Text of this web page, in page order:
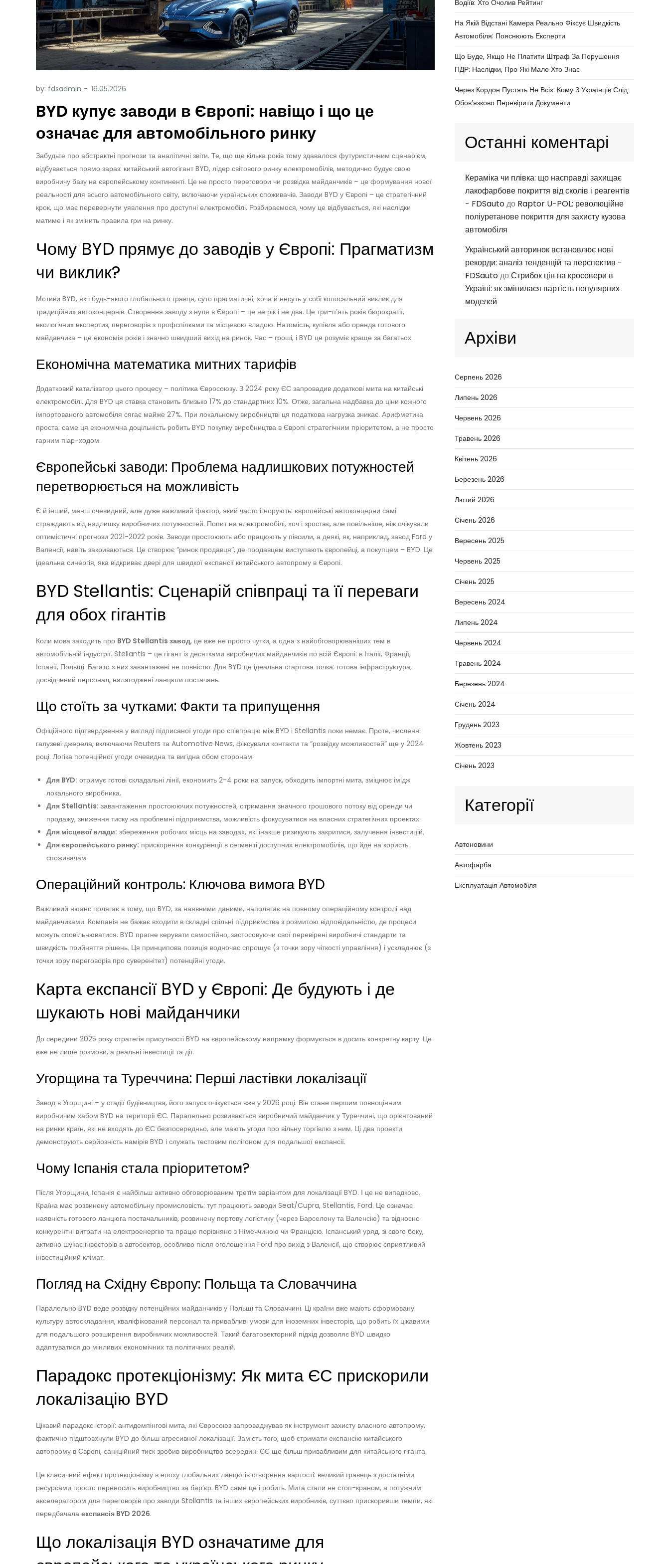
by: fdsadmin
BYD купує заводи в Європі: навіщо і що це
означає для автомобільного ринку
Забудьте про абстрактні прогнози та аналітичні звіти. Те, що ще кілька років тому здавалося футуристичним сценарієм,
відбувається прямо зараз: китайський автогігант BYD, лідер світового ринку електромобілів, методично будує свою
виробничу базу на європейському континенті. Це не просто переговори чи розвідка майданчиків – це формування нової
реальності для всього автомобільного світу, включаючи українських споживачів. Заводи BYD у Європі – це стратегічний
крок, що має перевернути уявлення про доступні електромобілі. Розбираємося, чому це відбувається, які наслідки
матиме і як змінить правила гри на ринку.
Чому BYD прямує до заводів у Європі: Прагматизм
чи виклик?
Мотиви BYD, як і будь-якого глобального гравця, суто прагматичні, хоча й несуть у собі колосальний виклик для
традиційних автоконцернів. Створення заводу з нуля в Європі – це не рік і не два. Це три-п’ять років бюрократії,
екологічних експертиз, переговорів з профспілками та місцевою владою. Натомість, купівля або оренда готового
майданчика – це економія років і значно швидший вихід на ринок. Час – гроші, і BYD це розуміє краще за багатьох.
Економічна математика митних тарифів
Додатковий каталізатор цього процесу – політика Євросоюзу. З 2024 року ЄС запровадив додаткові мита на китайські
електромобілі. Для BYD ця ставка становить близько 17% до стандартних 10%. Отже, загальна надбавка до ціни кожного
імпортованого автомобіля сягає майже 27%. При локальному виробництві ця податкова нагрузка зникає. Арифметика
проста: саме ця економічна доцільність робить BYD покупку виробництва в Європі стратегічним пріоритетом, а не просто
гарним піар-ходом.
Європейські заводи: Проблема надлишкових потужностей
перетворюється на можливість
Є й інший, менш очевидний, але дуже важливий фактор, який часто ігнорують: європейські автоконцерни самі
страждають від надлишку виробничих потужностей. Попит на електромобілі, хоч і зростає, але повільніше, ніж очікували
оптимістичні прогнози 2021-2022 років. Заводи простоюють або працюють у півсили, а деякі, як, наприклад, завод Ford у
Валенсії, навіть закриваються. Це створює “ринок продавця”, де продавцем виступають європейці, а покупцем – BYD. Це
ідеальна синергія, яка відкриває двері для швидкої експансії китайського автопрому в Європі.
BYD Stellantis: Сценарій співпраці та її переваги
для обох гігантів
Коли мова заходить про BYD Stellantis завод, це вже не просто чутки, а одна з найобговорюваніших тем в
автомобільній індустрії. Stellantis – це гігант із десятками виробничих майданчиків по всій Європі: в Італії, Франції,
Іспанії, Польщі. Багато з них завантажені не повністю. Для BYD це ідеальна стартова точка: готова інфраструктура,
досвідчений персонал, налагоджені ланцюги постачань.
Що стоїть за чутками: Факти та припущення
Офіційного підтвердження у вигляді підписаної угоди про співпрацю між BYD і Stellantis поки немає. Проте, численні
галузеві джерела, включаючи Reuters та Automotive News, фіксували контакти та “розвідку можливостей” ще у 2024
році. Логіка потенційної угоди очевидна та вигідна обом сторонам:
Для BYD: отримує готові складальні лінії, економить 2-4 роки на запуск, обходить імпортні мита, зміцнює імідж
локального виробника.
Для Stellantis: завантаження простоюючих потужностей, отримання значного грошового потоку від оренди чи
продажу, зниження тиску на проблемні підприємства, можливість фокусуватися на власних стратегічних проектах.
Для місцевої влади: збереження робочих місць на заводах, які інакше ризикують закритися, залучення інвестицій.
Для європейського ринку: прискорення конкуренції в сегменті доступних електромобілів, що йде на користь
споживачам.
Операційний контроль: Ключова вимога BYD
Важливий нюанс полягає в тому, що BYD, за наявними даними, наполягає на повному операційному контролі над
майданчиками. Компанія не бажає входити в складні спільні підприємства з розмитою відповідальністю, де процеси
можуть сповільнюватися. BYD прагне керувати самостійно, застосовуючи свої перевірені виробничі стандарти та
швидкість прийняття рішень. Ця принципова позиція водночас спрощує (з точки зору чіткості управління) і ускладнює (з
точки зору переговорів про суверенітет) потенційні угоди.
Карта експансії BYD у Європі: Де будують і де
шукають нові майданчики
До середини 2025 року стратегія присутності BYD на європейському напрямку формується в досить конкретну карту. Це
вже не лише розмови, а реальні інвестиції та дії.
Угорщина та Туреччина: Перші ластівки локалізації
Завод в Угорщині – у стадії будівництва, його запуск очікується вже у 2026 році. Він стане першим повноцінним
виробничим хабом BYD на території ЄС. Паралельно розвивається виробничий майданчик у Туреччині, що орієнтований
на ринки країн, які не входять до ЄС безпосередньо, але мають угоди про вільну торгівлю з ним. Ці два проекти
демонструють серйозність намірів BYD і служать тестовим полігоном для подальшої експансії.
Чому Іспанія стала пріоритетом?
Після Угорщини, Іспанія є найбільш активно обговорюваним третім варіантом для локалізації BYD. І це не випадково.
Країна має розвинену автомобільну промисловість: тут працюють заводи Seat/Cupra, Stellantis, Ford. Це означає
наявність готового ланцюга постачальників, розвинену портову логістику (через Барселону та Валенсію) та відносно
конкурентні витрати на електроенергію та працю порівняно з Німеччиною чи Францією. Іспанський уряд, зі свого боку,
активно шукає інвесторів в автосектор, особливо після оголошення Ford про вихід з Валенсії, що створює сприятливий
інвестиційний клімат.
Погляд на Східну Європу: Польща та Словаччина
Паралельно BYD веде розвідку потенційних майданчиків у Польщі та Словаччині. Ці країни вже мають сформовану
культуру автоскладання, кваліфікований персонал та привабливі умови для іноземних інвесторів, що робить їх цікавими
для подальшого розширення виробничих можливостей. Такий багатовекторний підхід дозволяє BYD швидко
адаптуватися до мінливих економічних та політичних реалій.
Парадокс протекціонізму: Як мита ЄС прискорили
локалізацію BYD
Цікавий парадокс історії: антидемпінгові мита, які Євросоюз запроваджував як інструмент захисту власного автопрому,
фактично підштовхнули BYD до більш агресивної локалізації. Замість того, щоб стримати експансію китайського
автопрому в Європі, санкційний тиск зробив виробництво всередині ЄС ще більш привабливим для китайського гіганта.
Це класичний ефект протекціонізму в епоху глобальних ланцюгів створення вартості: великий гравець з достатніми
ресурсами просто переносить виробництво за бар’єр. BYD саме це і робить. Мита стали не стоп-краном, а потужним
акселератором для переговорів про заводи Stellantis та інших європейських виробників, суттєво прискоривши темпи, які
передбачала експансія BYD 2026.
Що локалізація BYD означатиме для
Водіїв: Хто Очолив Рейтинг
На Якій Відстані Камера Реально Фіксує Швидкість
Автомобіля: Пояснюють Експерти
Що Буде, Якщо Не Платити Штраф За Порушення
ПДР: Наслідки, Про Які Мало Хто Знає
Через Кордон Пустять Не Всіх: Кому З Українців Слід
Обов’язково Перевірити Документи
Останні коментарі
Кераміка чи плівка: що насправді захищає
лакофарбове покриття від сколів і реагентів
- FDSautoдо Raptor U-POL: революційне
поліуретанове покриття для захисту кузова
автомобіля
Український авторинок встановлює нові
рекорди: аналіз тенденцій та перспектив -
FDSautoдоСтрибок цін на кросовери в
Україні: як змінилася вартість популярних
моделей
Архіви
Серпень 2026
Липень 2026
Червень 2026
Травень 2026
Квітень 2026
Березень 2026
Лютий 2026
Січень 2026
Вересень 2025
Червень 2025
Січень 2025
Вересень 2024
Липень 2024
Червень 2024
Травень 2024
Березень 2024
Січень 2024
Грудень 2023
Жовтень 2023
Січень 2023
Категорії
Автоновини
Автофарба
Експлуатація Автомобіля